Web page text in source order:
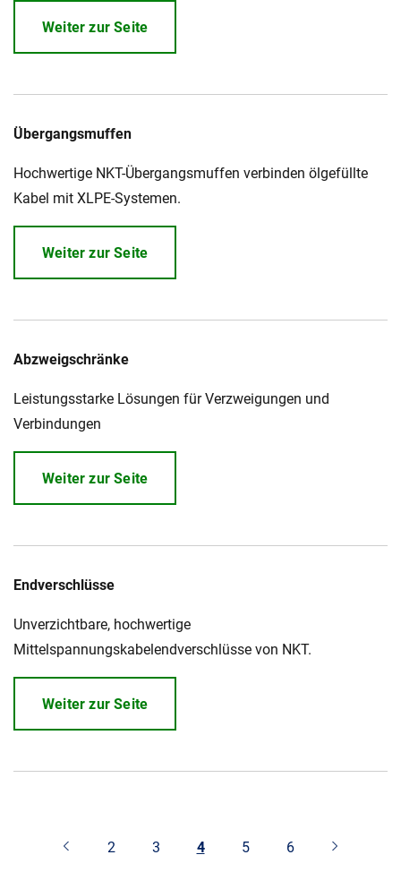
Weiter zur Seite
Übergangsmuffen
Hochwertige NKT-Übergangsmuffen verbinden ölgefüllte
Kabel mit XLPE-Systemen.
Weiter zur Seite
Abzweigschränke
Leistungsstarke Lösungen für Verzweigungen und
Verbindungen
Weiter zur Seite
Endverschlüsse
Unverzichtbare, hochwertige
Mittelspannungskabelendverschlüsse von NKT.
Weiter zur Seite
2 3 4 5 6